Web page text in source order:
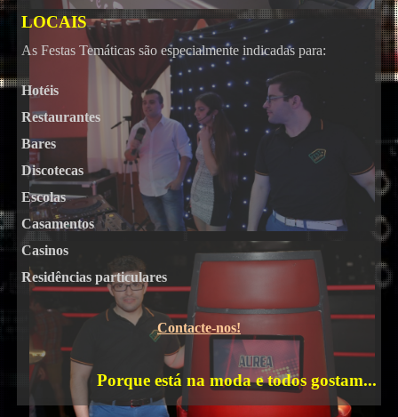
Karaoke
LOCAIS
As Festas Temáticas são especialmente indicadas para:
Hotéis
Restaurantes
Bares
Discotecas
Escolas
Casamentos
Casinos
Residências particulares
Contacte-nos!
Porque está na moda e todos gostam...